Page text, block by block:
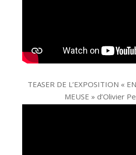
TEASER DE L’EXPOSITION «
MEUSE » d’Olivier